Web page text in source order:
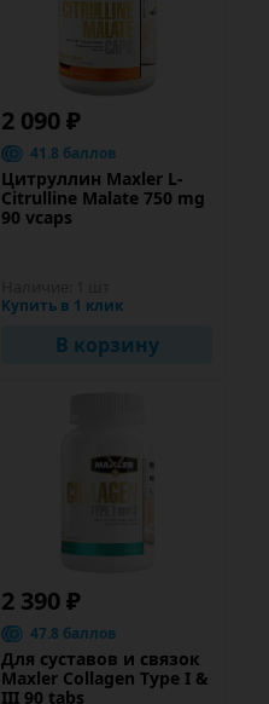
2 090 ₽
41.8 баллов
Цитруллин Maxler L-
Citrulline Malate 750 mg
90 vcaps
Купить в 1 клик
В корзину
2 390 ₽
47.8 баллов
Для суставов и связок
Maxler Collagen Type I &
III 90 tabs